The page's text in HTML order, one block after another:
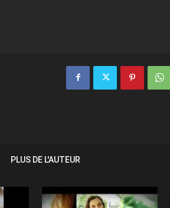
PLUS DE L'AUTEUR